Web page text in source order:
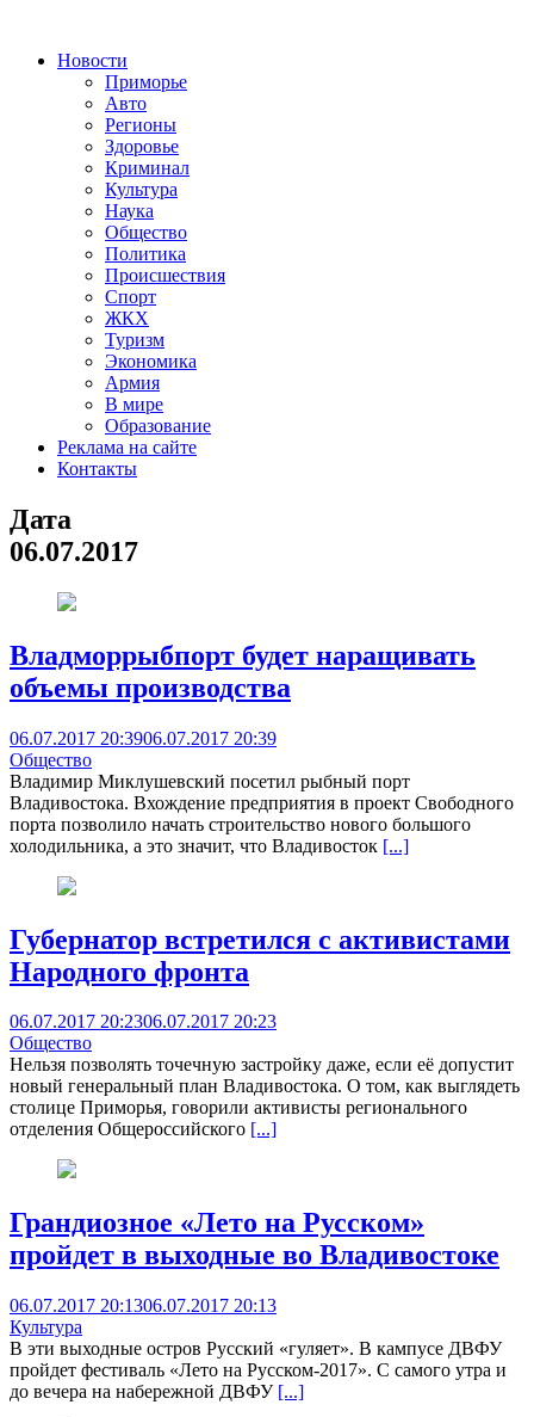
Новости
Приморье
Авто
Регионы
Здоровье
Криминал
Культура
Наука
Общество
Политика
Происшествия
Спорт
ЖКХ
Туризм
Экономика
Армия
В мире
Образование
Реклама на сайте
Контакты
Дата
06.07.2017
Владморрыбпорт будет наращивать
объемы производства
06.07.2017 20:3906.07.2017 20:39
Общество
Владимир Миклушевский посетил рыбный порт
Владивостока. Вхождение предприятия в проект Свободного
порта позволило начать строительство нового большого
холодильника, а это значит, что Владивосток [...]
Губернатор встретился с активистами
Народного фронта
06.07.2017 20:2306.07.2017 20:23
Общество
Нельзя позволять точечную застройку даже, если её допустит
новый генеральный план Владивостока. О том, как выглядеть
столице Приморья, говорили активисты регионального
отделения Общероссийского [...]
Грандиозное «Лето на Русском»
пройдет в выходные во Владивостоке
06.07.2017 20:1306.07.2017 20:13
Культура
В эти выходные остров Русский «гуляет». В кампусе ДВФУ
пройдет фестиваль «Лето на Русском-2017». С самого утра и
до вечера на набережной ДВФУ [...]